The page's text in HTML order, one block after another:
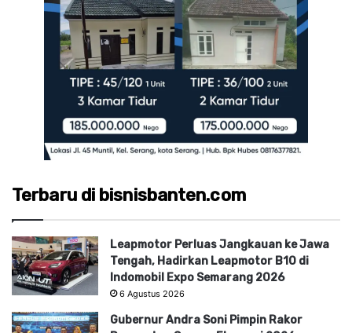
Terbaru di bisnisbanten.com
Leapmotor Perluas Jangkauan ke Jawa
Tengah, Hadirkan Leapmotor B10 di
Indomobil Expo Semarang 2026
6 Agustus 2026
Gubernur Andra Soni Pimpin Rakor